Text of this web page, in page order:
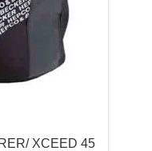
XCEED 45